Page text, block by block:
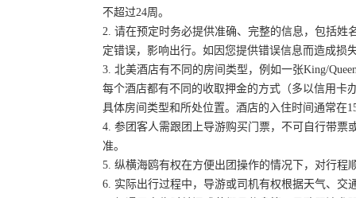
不超过24周。
2. 请在预定时务必提供准确、完整的信息，包括
定错误，影响出行。如因您提供错误信息而造成损
3. 北美酒店有不同的房间类型，例如一张King/
每个酒店都有不同的收取押金的方式（多以信用卡
具体房间类型和所处位置。酒店的入住时间通常在
4. 参团客人需跟团上导游购买门票，不可自行带票
准。
5. 纵横海鸥有权在方便出团操作的情况下，对行
6. 实际出行过程中，导游或司机有权根据天气、